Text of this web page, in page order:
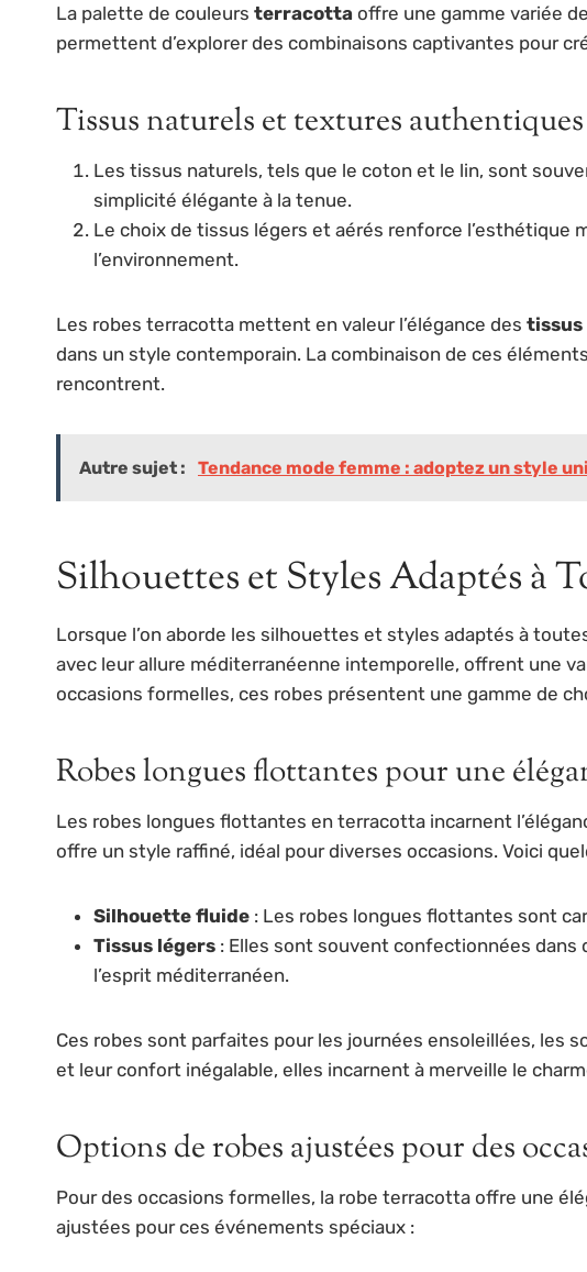
La palette de couleurs terracotta offre une gamme variée
permettent d’explorer des combinaisons captivantes pour
Tissus naturels et textures authentiques
Les tissus naturels, tels que le coton et le lin, sont
simplicité élégante à la tenue.
Le choix de tissus légers et aérés renforce
l’environnement.
Les robes terracotta mettent en valeur l’élégance des
dans un style contemporain. La combinaison de ces
rencontrent.
Autre sujet : Tendance mode femme : adoptez un style
Silhouettes et Styles Adaptés à
Lorsque l’on aborde les silhouettes et styles adaptés à
avec leur allure méditerranéenne intemporelle, offrent une
occasions formelles, ces robes présentent une gamme de
Robes longues flottantes pour une
Les robes longues flottantes en terracotta incarnent
offre un style raffiné, idéal pour diverses occasions. Voici
Silhouette fluide : Les robes longues flottantes sont
Tissus légers : Elles sont souvent confectionnées
l’esprit méditerranéen.
Ces robes sont parfaites pour les journées ensoleillées, les
et leur confort inégalable, elles incarnent à merveille le
Options de robes ajustées pour des
Pour des occasions formelles, la robe terracotta offre une
ajustées pour ces événements spéciaux :